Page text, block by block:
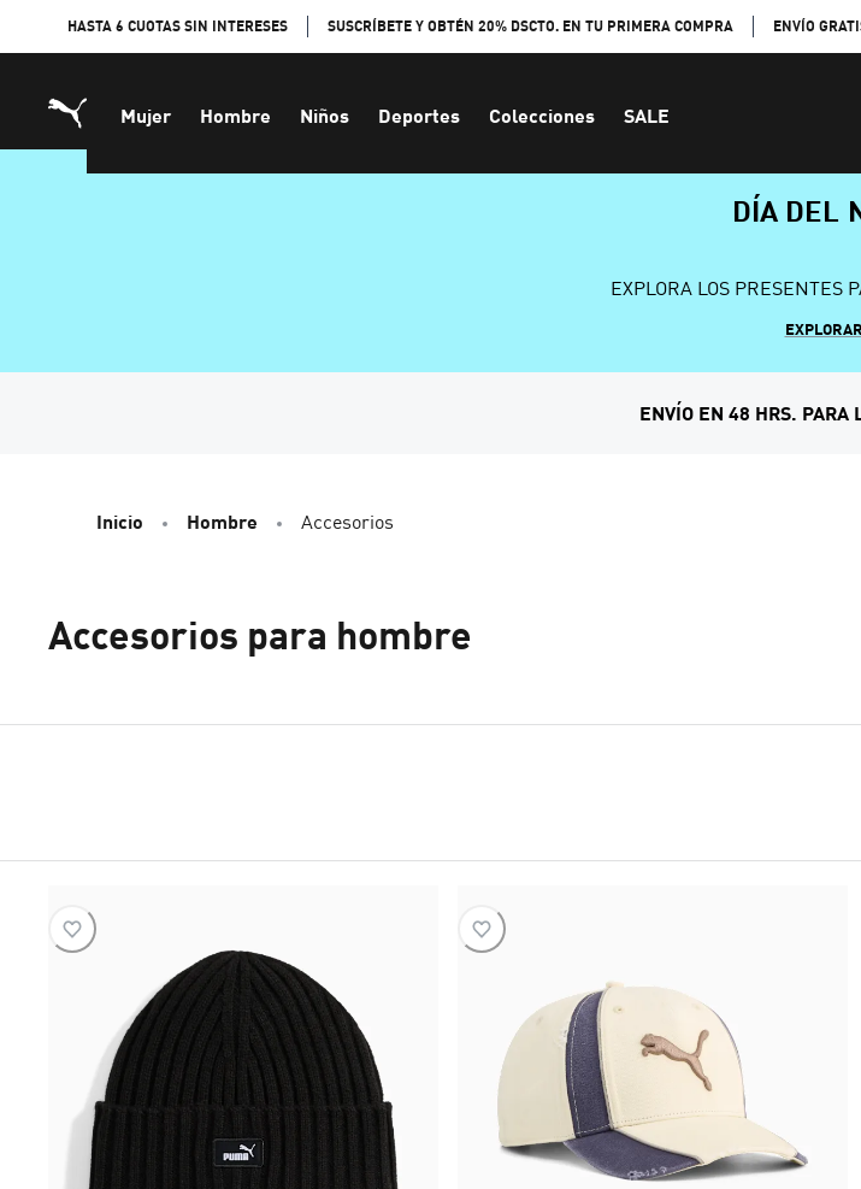
HASTA 6 CUOTAS SIN INTERESES SUSCRÍBETE Y OBTÉN 20% DSCTO. EN TU PRIMERA COMPRA ENVÍO
Mujer Hombre Niños Deportes Colecciones SALE
DÍA DEL
EXPLORA LOS PRESENTES
EXPLORAR
ENVÍO EN 48 HRS. PARA
Inicio Hombre Accesorios
Accesorios para hombre